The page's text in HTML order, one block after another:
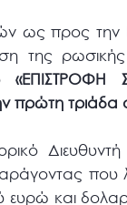
ως προς την
της ρωσικής
«ΕΠΙΣΤΡΟΦΗ
πρώτη τριάδα
Διευθυντή
που
ευρώ και